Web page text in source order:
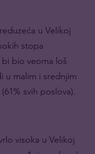
u Velikoj
stopa
bio veoma loš
u malim i srednjim
svih poslova).
visoka u Velikoj